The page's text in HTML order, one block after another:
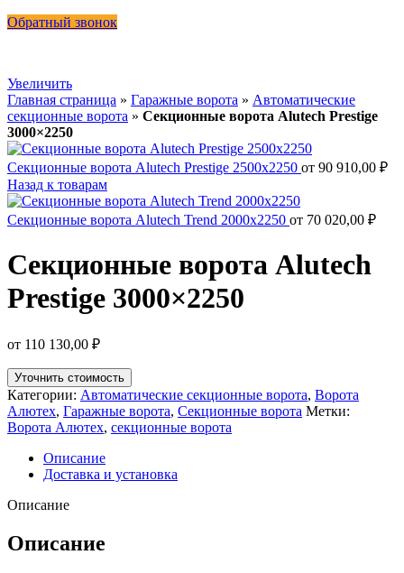
Обратный звонок
Увеличить
Главная страница » Гаражные ворота » Автоматические
секционные ворота » Секционные ворота Alutech Prestige
3000×2250
Секционные ворота Alutech Prestige 2500x2250 от 90 910,00 ₽
Назад к товарам
Секционные ворота Alutech Trend 2000x2250 от 70 020,00 ₽
Секционные ворота Alutech
Prestige 3000×2250
от 110 130,00 ₽
Уточнить стоимость
Категории: Автоматические секционные ворота, Ворота
Алютех, Гаражные ворота, Секционные ворота Метки:
Ворота Алютех, секционные ворота
Описание
Доставка и установка
Описание
Описание